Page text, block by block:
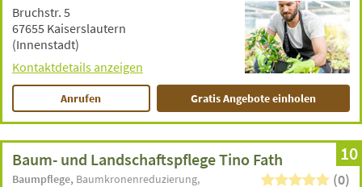
Bruchstr. 5
67655 Kaiserslautern
(Innenstadt)
Kontaktdetails anzeigen
Anrufen Gratis Angebote einholen
10
Baum- und Landschaftspflege Tino Fath
Baumpflege Baumkronenreduzierung
(0)